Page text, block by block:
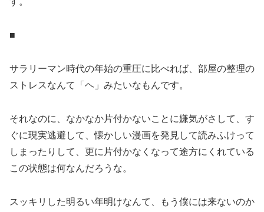
■
サラリーマン時代の年始の重圧に比べれば、部屋の整理の
ストレスなんて「ヘ」みたいなもんです。
それなのに、なかなか片付かないことに嫌気がさして、す
ぐに現実逃避して、懐かしい漫画を発見して読みふけって
しまったりして、更に片付かなくなって途方にくれている
この状態は何なんだろうな。
スッキリした明るい年明けなんて、もう僕には来ないのか